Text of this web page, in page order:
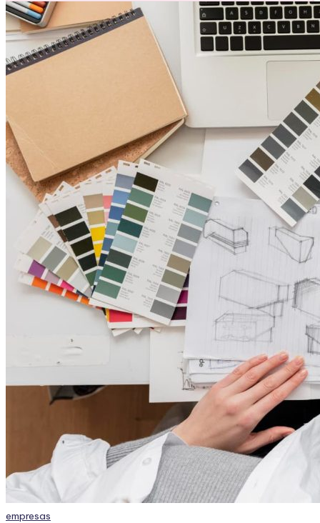
Publicado
empresas